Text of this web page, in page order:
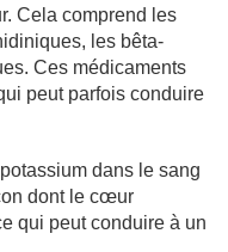
Cela comprend les
les bêta-
Ces médicaments
peut parfois conduire
dans le sang
dont le cœur
qui peut conduire à un